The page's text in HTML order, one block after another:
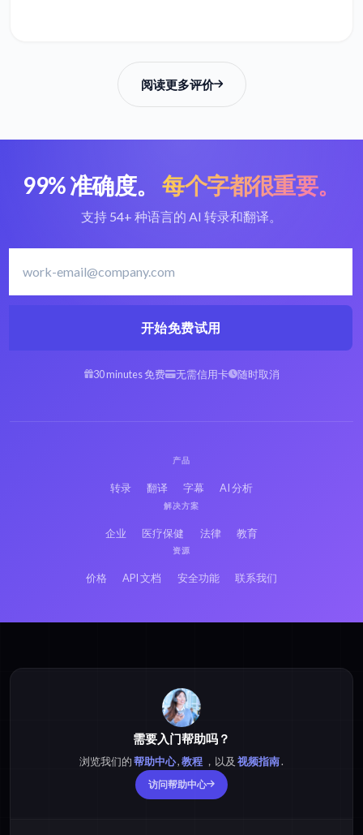
阅读更多评价
99% 准确度。 每个字都很重要。
支持 54+ 种语言的 AI 转录和翻译。
开始免费试用
30 minutes 免费 无需信用卡 随时取消
产品
转录 翻译 字幕 AI 分析
解决方案
企业 医疗保健 法律 教育
资源
价格 API 文档 安全功能 联系我们
需要入门帮助吗？
浏览我们的帮助中心,教程 ，以及 视频指南.
访问帮助中心